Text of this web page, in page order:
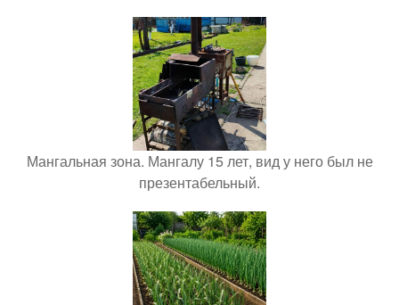
Мангальная зона. Мангалу 15 лет, вид у него был не
презентабельный.